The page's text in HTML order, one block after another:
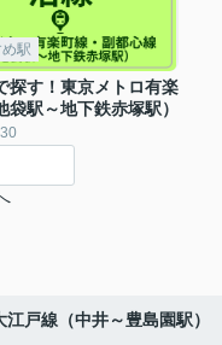
駅
探す！東京メトロ有楽
袋駅～地下鉄赤塚駅）
戸線（中井～豊島園駅）